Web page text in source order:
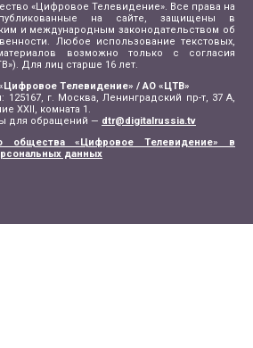
«Цифровое Телевидение». Все права на
на сайте, защищены в
и международным законодательством об
Любое использование текстовых,
возможно только с согласия
Для лиц старше 16 лет.
Телевидение» / АО «ЦТВ»
г. Москва, Ленинградский пр-т, 37 А,
XXII, комната 1.
для обращений — dtr@digitalrussia.tv
общества «Цифровое Телевидение» в
данных